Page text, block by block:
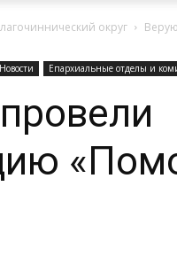
Екатеринодарской
округ
Новости Епархиальные отделы и